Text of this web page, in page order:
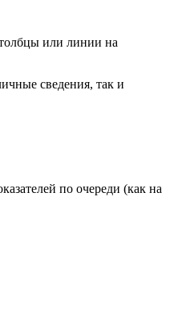
или линии на
сведения, так и
по очереди (как на